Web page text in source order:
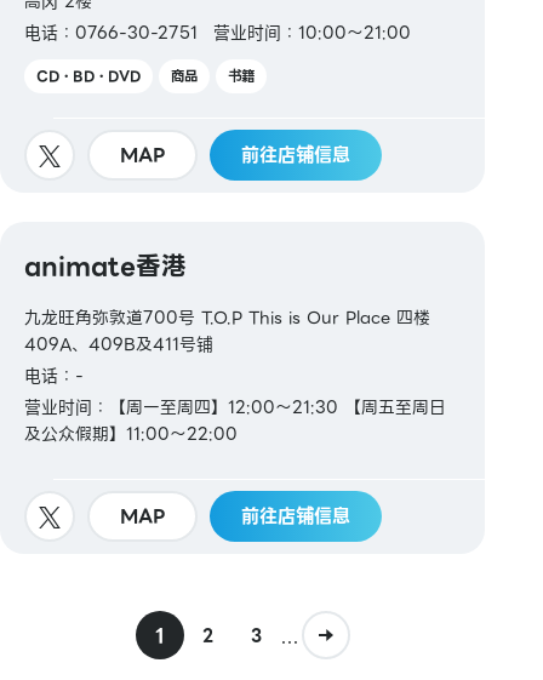
电话：0766-30-2751
营业时间：10:00～21:00
CD・BD・DVD 商品 书籍
MAP 前往店铺信息
animate香港
九龙旺角弥敦道700号 T.O.P This is Our Place 四楼
409A、409B及411号铺
电话：-
营业时间：【周一至周四】12:00～21:30 【周五至周日
及公众假期】11:00～22:00
MAP 前往店铺信息
1 2 3 ...